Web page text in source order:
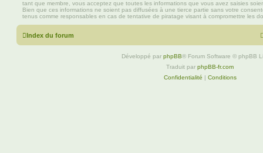
tant que membre, vous acceptez que toutes les informations que vous avez saisies
Bien que ces informations ne soient pas diffusées à une tierce partie sans votre
tenus comme responsables en cas de tentative de piratage visant à compromettre les
Index du forum
Développé par phpBB® Forum Software © phpBB
Traduit par phpBB-fr.com
Confidentialité | Conditions